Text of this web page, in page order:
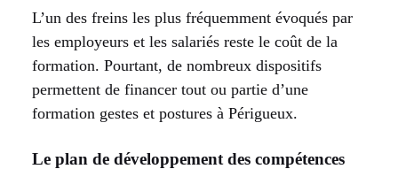
L’un des freins les plus fréquemment évoqués par
les employeurs et les salariés reste le coût de la
formation. Pourtant, de nombreux dispositifs
permettent de financer tout ou partie d’une
formation gestes et postures à Périgueux.
Le plan de développement des compétences